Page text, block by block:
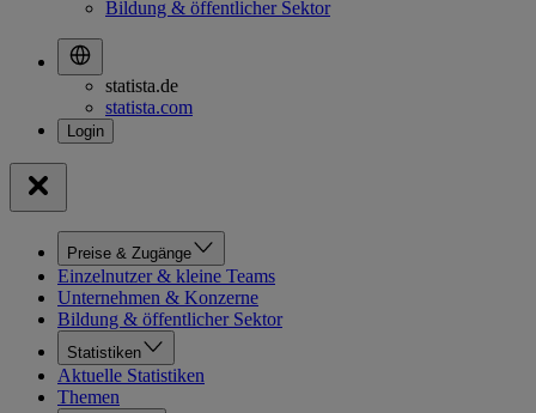
Bildung & öffentlicher Sektor
statista.de
statista.com
Preise & Zugänge
Einzelnutzer & kleine Teams
Unternehmen & Konzerne
Bildung & öffentlicher Sektor
Statistiken
Aktuelle Statistiken
Themen